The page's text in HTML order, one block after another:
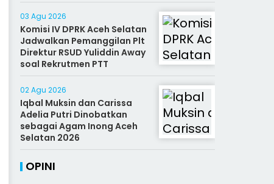
03 Agu 2026
Komisi IV DPRK Aceh Selatan
Jadwalkan Pemanggilan Plt
Direktur RSUD Yuliddin Away
soal Rekrutmen PTT
02 Agu 2026
Iqbal Muksin dan Carissa
Adelia Putri Dinobatkan
sebagai Agam Inong Aceh
Selatan 2026
OPINI